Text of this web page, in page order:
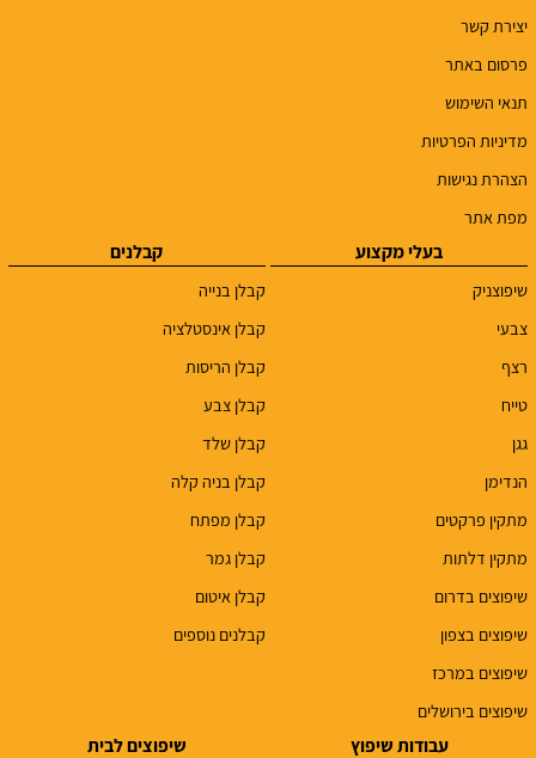
יצירת קשר
פרסום באתר
תנאי השימוש
מדיניות הפרטיות
הצהרת נגישות
מפת אתר
בעלי מקצוע
שיפוצניק
צבעי
רצף
טייח
גגן
הנדימן
מתקין פרקטים
מתקין דלתות
שיפוצים בדרום
שיפוצים בצפון
שיפוצים במרכז
שיפוצים בירושלים
קבלנים
קבלן בנייה
קבלן אינסטלציה
קבלן הריסות
קבלן צבע
קבלן שלד
קבלן בניה קלה
קבלן מפתח
קבלן גמר
קבלן איטום
קבלנים נוספים
עבודות שיפוץ שיפוצים לבית